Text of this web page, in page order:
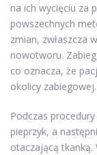
na ich wycięciu za
powszechnych
zmian, zwłaszcza
nowotworu.
co oznacza, że
okolicy zabiegowej.
Podczas
pieprzyk, a
otaczającą tkanką.